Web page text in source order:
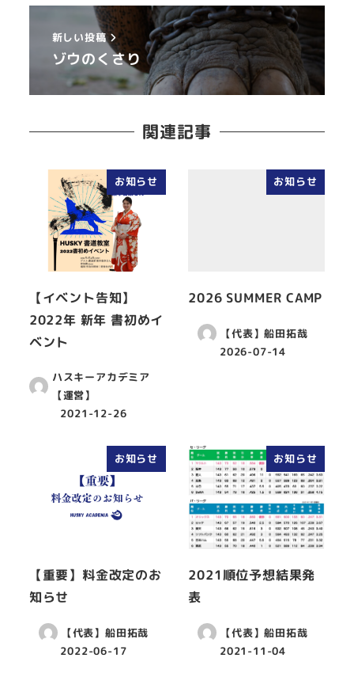
新しい投稿
ゾウのくさり
関連記事
お知らせ
【イベント告知】
2022年 新年 書初めイ
ベント
ハスキーアカデミア
【運営】
2021-12-26
お知らせ
2026 SUMMER CAMP
【代表】船田拓哉
2026-07-14
お知らせ
【重要】料金改定のお
知らせ
【代表】船田拓哉
2022-06-17
お知らせ
2021順位予想結果発
表
【代表】船田拓哉
2021-11-04